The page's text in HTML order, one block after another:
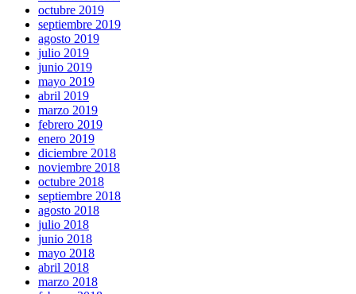
octubre 2019
septiembre 2019
agosto 2019
julio 2019
junio 2019
mayo 2019
abril 2019
marzo 2019
febrero 2019
enero 2019
diciembre 2018
noviembre 2018
octubre 2018
septiembre 2018
agosto 2018
julio 2018
junio 2018
mayo 2018
abril 2018
marzo 2018